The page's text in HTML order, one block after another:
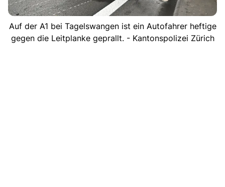
Auf der A1 bei Tagelswangen ist ein Autofahrer heftige
gegen die Leitplanke geprallt. - Kantonspolizei Zürich